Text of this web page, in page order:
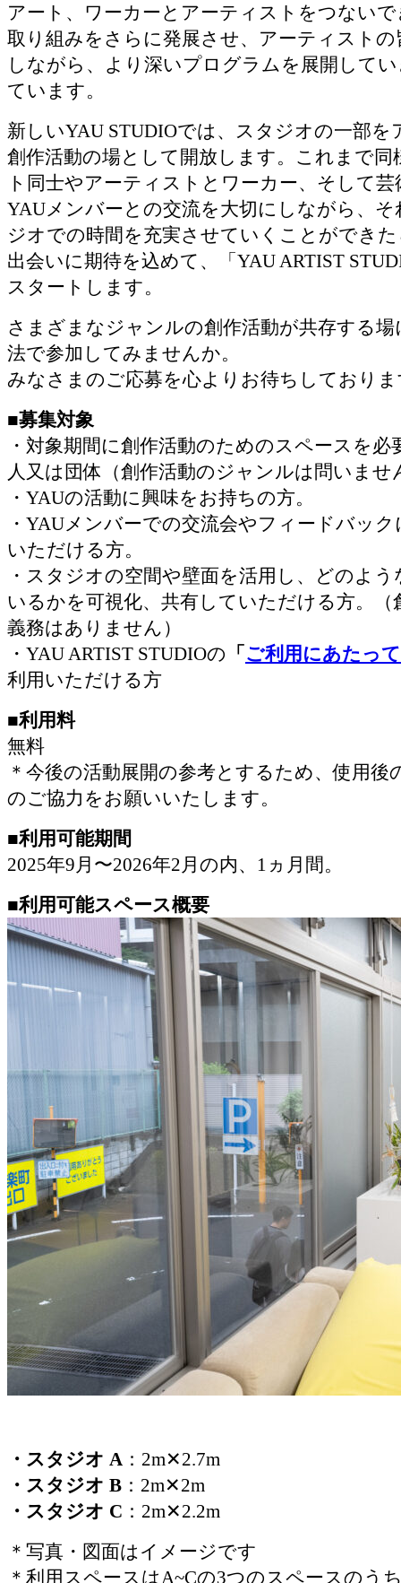
アート、ワーカーとアーティストをつない
取り組みをさらに発展させ、アーティスト
しながら、より​深いプログラムを展開して
ています。
新しいYAU STUDIOでは、スタジオの⼀部を
創作活動の場として開放します。これまで同
ト同⼠やアーティストとワーカー、そして
YAUメンバーとの交流を⼤切にしながら、
ジオでの時間を充実させていくことができ
出会いに期待を込めて、「YAU ARTIST
スタートします。
さまざまなジャンルの創作活動が共存する場
法で参加してみませんか。
みなさまのご応募を心よりお待ちしており
■募集対象
・対象期間に創作活動のためのスペースを
人又は団体（創作活動のジャンルは問いませ
・YAUの活動に興味をお持ちの方。
・YAUメンバーでの交流会やフィードバッ
いただける方。
・スタジオの空間や壁面を活用し、どのよ
いるかを可視化、共有していただける方。（
義務はありません）
・YAU ARTIST STUDIOの 「 ご利用にあたって
利用いただける方
■利用料
無料
＊今後の活動展開の参考とするため、使用後
のご協力をお願いいたします。
■利用可能期間
2025年9月〜2026年2月の内、1ヵ月間。
■利用可能スペース概要
・スタジオ A ：2m✕2.7m
・スタジオ B ：2m✕2m
・スタジオ C ：2m✕2.2m
＊写真・図面はイメージです
＊利用スペースはA~Cの3つのスペースのう